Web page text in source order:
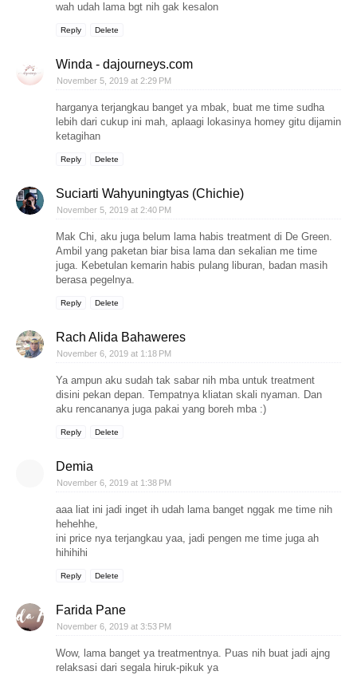
wah udah lama bgt nih gak kesalon
Reply Delete
Winda - dajourneys.com
November 5, 2019 at 2:29 PM
harganya terjangkau banget ya mbak, buat me time sudha
lebih dari cukup ini mah, aplaagi lokasinya homey gitu dijamin
ketagihan
Reply Delete
Suciarti Wahyuningtyas (Chichie)
November 5, 2019 at 2:40 PM
Mak Chi, aku juga belum lama habis treatment di De Green.
Ambil yang paketan biar bisa lama dan sekalian me time
juga. Kebetulan kemarin habis pulang liburan, badan masih
berasa pegelnya.
Reply Delete
Rach Alida Bahaweres
November 6, 2019 at 1:18 PM
Ya ampun aku sudah tak sabar nih mba untuk treatment
disini pekan depan. Tempatnya kliatan skali nyaman. Dan
aku rencananya juga pakai yang boreh mba :)
Reply Delete
Demia
November 6, 2019 at 1:38 PM
aaa liat ini jadi inget ih udah lama banget nggak me time nih
hehehhe,
ini price nya terjangkau yaa, jadi pengen me time juga ah
hihihihi
Reply Delete
Farida Pane
November 6, 2019 at 3:53 PM
Wow, lama banget ya treatmentnya. Puas nih buat jadi ajng
relaksasi dari segala hiruk-pikuk ya